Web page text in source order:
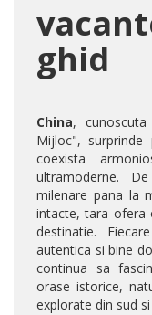
ghid
China,
Mijloc",
coexista
ultramoderne.
milenare pana la
intacte, tara ofera
destinatie.
autentica si bine
continua sa
orase istorice,
explorate din sud